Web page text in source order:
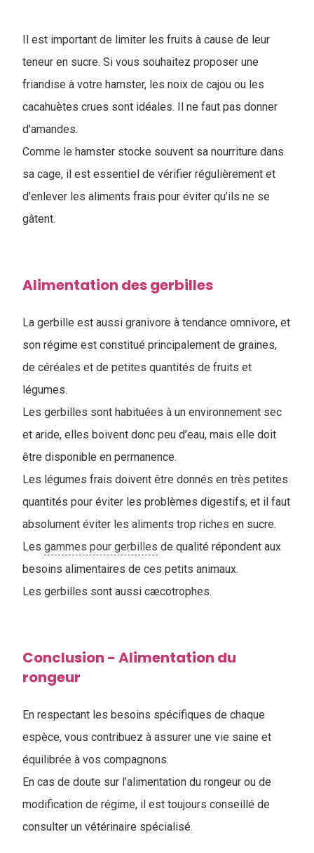
Il est important de limiter les fruits à cause de leur
teneur en sucre. Si vous souhaitez proposer une
friandise à votre hamster, les noix de cajou ou les
cacahuètes crues sont idéales. Il ne faut pas donner
d'amandes.
Comme le hamster stocke souvent sa nourriture dans
sa cage, il est essentiel de vérifier régulièrement et
d’enlever les aliments frais pour éviter qu’ils ne se
gâtent.
Alimentation des gerbilles
La gerbille est aussi granivore à tendance omnivore, et
son régime est constitué principalement de graines,
de céréales et de petites quantités de fruits et
légumes.
Les gerbilles sont habituées à un environnement sec
et aride, elles boivent donc peu d’eau, mais elle doit
être disponible en permanence.
Les légumes frais doivent être donnés en très petites
quantités pour éviter les problèmes digestifs, et il faut
absolument éviter les aliments trop riches en sucre.
Les gammes pour gerbilles de qualité répondent aux
besoins alimentaires de ces petits animaux.
Les gerbilles sont aussi cæcotrophes.
Conclusion - Alimentation du
rongeur
En respectant les besoins spécifiques de chaque
espèce, vous contribuez à assurer une vie saine et
équilibrée à vos compagnons.
En cas de doute sur l’alimentation du rongeur ou de
modification de régime, il est toujours conseillé de
consulter un vétérinaire spécialisé.